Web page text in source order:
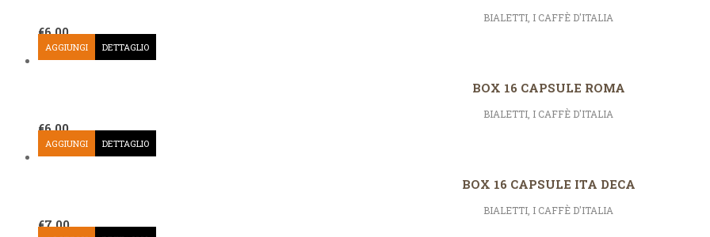
BIALETTI I CAFFÈ D'ITALIA
€6,00
AGGIUNGI DETTAGLIO
BOX 16 CAPSULE ROMA
BIALETTI I CAFFÈ D'ITALIA
€6,00
AGGIUNGI DETTAGLIO
BOX 16 CAPSULE ITA DECA
BIALETTI I CAFFÈ D'ITALIA
€7,00